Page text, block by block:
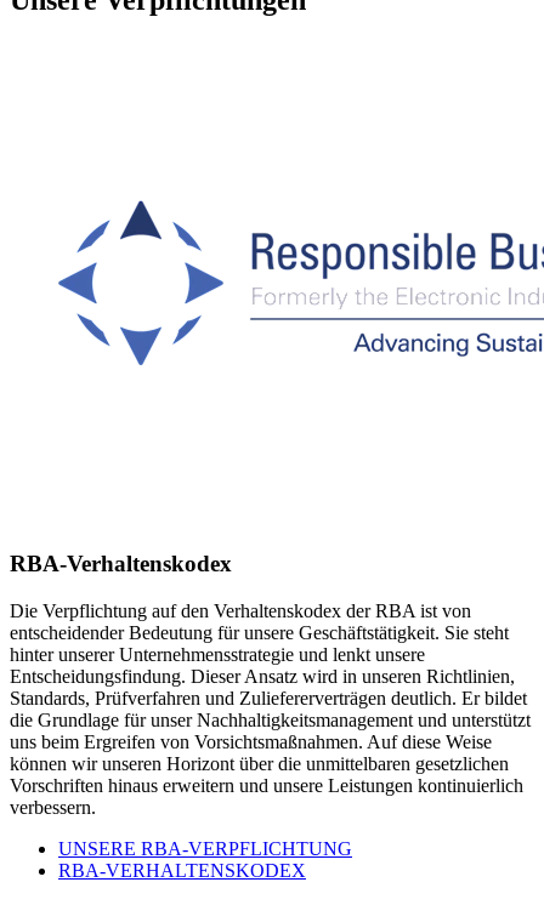
RBA-Verhaltenskodex
Die Verpflichtung auf den Verhaltenskodex der RBA ist von
entscheidender Bedeutung für unsere Geschäftstätigkeit. Sie steht
hinter unserer Unternehmensstrategie und lenkt unsere
Entscheidungsfindung. Dieser Ansatz wird in unseren Richtlinien,
Standards, Prüfverfahren und Zuliefererverträgen deutlich. Er bildet
die Grundlage für unser Nachhaltigkeitsmanagement und unterstützt
uns beim Ergreifen von Vorsichtsmaßnahmen. Auf diese Weise
können wir unseren Horizont über die unmittelbaren gesetzlichen
Vorschriften hinaus erweitern und unsere Leistungen kontinuierlich
verbessern.
UNSERE RBA-VERPFLICHTUNG
RBA-VERHALTENSKODEX